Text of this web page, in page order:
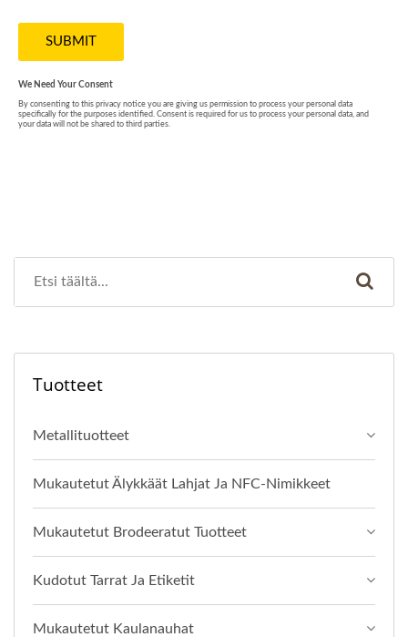
Tuotteet
Metallituotteet
Mukautetut Älykkäät Lahjat Ja NFC-Nimikkeet
Mukautetut Brodeeratut Tuotteet
Kudotut Tarrat Ja Etiketit
Mukautetut Kaulanauhat